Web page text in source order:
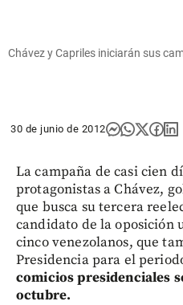
Chávez y Capriles iniciarán sus
30 de junio de 2012
La campaña de casi cien
protagonistas a Chávez,
que busca su tercera
candidato de la oposición
cinco venezolanos, que
Presidencia para el
comicios presidenciales
octubre.